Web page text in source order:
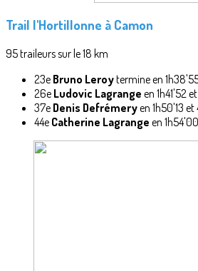
Trail l'Hortillonne à Camon
95 traileurs sur le 18 km
23e Bruno Leroytermine en
26e Ludovic Lagrange en 1h41'52 et
37e Denis Defrémeryen 1h50'13
44e Catherine Lagrange en